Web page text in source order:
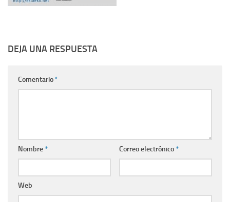
DEJA UNA RESPUESTA
Comentario*
Nombre* Correo electrónico*
Web